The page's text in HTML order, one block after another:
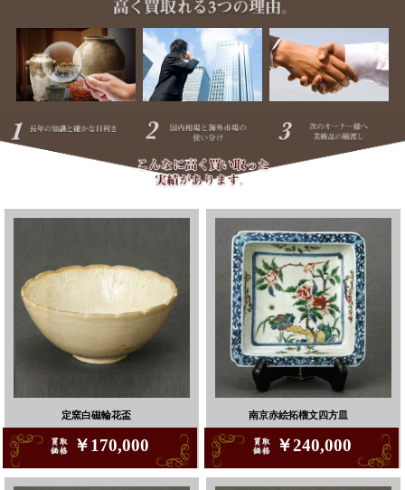
定窯白磁輪花盃
￥170,000
南京赤絵拓榴文四方皿
￥240,000